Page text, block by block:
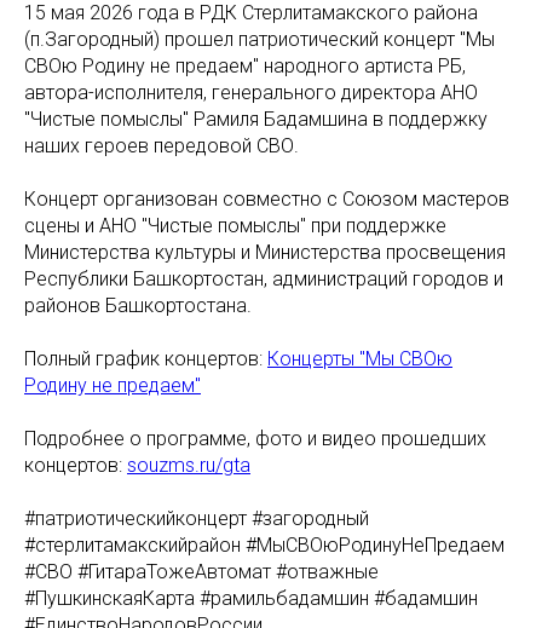
15 мая 2026 года в РДК Стерлитамакского района
(п.Загородный) прошел патриотический концерт "Мы
СВОю Родину не предаем" народного артиста РБ,
автора-исполнителя, генерального директора АНО
"Чистые помыслы" Рамиля Бадамшина в поддержку
наших героев передовой СВО.
Концерт организован совместно с Союзом мастеров
сцены и АНО "Чистые помыслы" при поддержке
Министерства культуры и Министерства просвещения
Республики Башкортостан, администраций городов и
районов Башкортостана.
Полный график концертов: Концерты "Мы СВОю
Родину не предаем"
Подробнее о программе, фото и видео прошедших
концертов: souzms.ru/gta
#патриотическийконцерт #загородный
#стерлитамакскийрайон #МыСВОюРодинуНеПредаем
#СВО #ГитараТожеАвтомат #отважные
#ПушкинскаяКарта #рамильбадамшин #бадамшин